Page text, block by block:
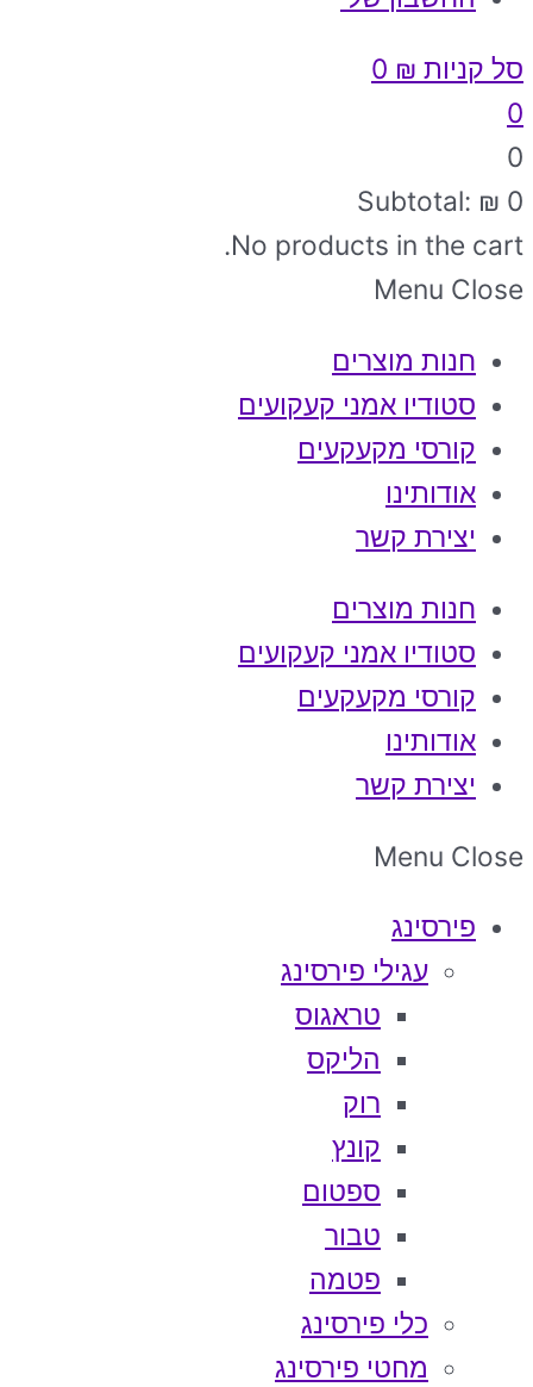
סל קניות ₪
0
0
Subtotal: ₪ 0
No products in the cart.
Menu Close
חנות מוצרים
סטודיו אמני קעקועים
קורסי מקעקעים
אודותינו
יצירת קשר
חנות מוצרים
סטודיו אמני קעקועים
קורסי מקעקעים
אודותינו
יצירת קשר
Menu Close
פירסינג
עגילי פירסינג
טראגוס
הליקס
רוק
קונץ
ספטום
טבור
פטמה
כלי פירסינג
מחטי פירסינג